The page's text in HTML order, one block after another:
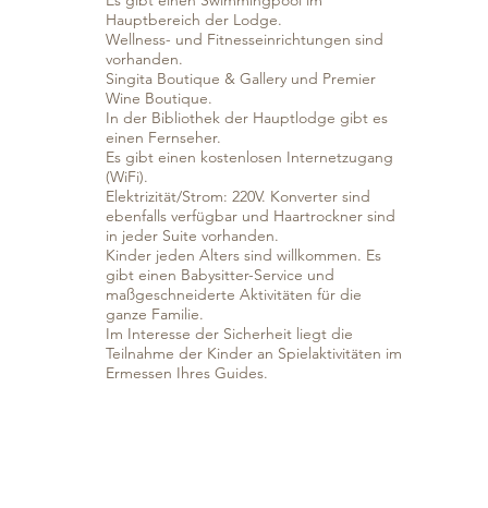
Hauptbereich der Lodge.
Wellness- und Fitnesseinrichtungen sind
vorhanden.
Singita Boutique & Gallery und Premier
Wine Boutique.
In der Bibliothek der Hauptlodge gibt es
einen Fernseher.
Es gibt einen kostenlosen Internetzugang
(WiFi).
Elektrizität/Strom: 220V. Konverter sind
ebenfalls verfügbar und Haartrockner sind
in jeder Suite vorhanden.
Kinder jeden Alters sind willkommen. Es
gibt einen Babysitter-Service und
maßgeschneiderte Aktivitäten für die
ganze Familie.
Im Interesse der Sicherheit liegt die
Teilnahme der Kinder an Spielaktivitäten im
Ermessen Ihres Guides.